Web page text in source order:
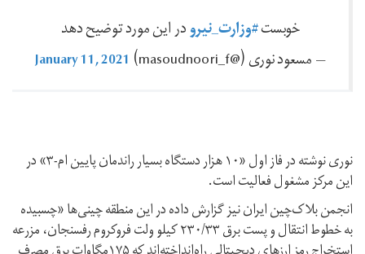
خوبست#وزارت_نیرودر این مورد توضیح دهد
— مسعود نوری (@masoudnoori_f)
January 11, 2021
نوری نوشته در فاز اول «۱۰ هزار دستگاه بسیار راندمان پایین ام-۳» در
این مرکز مشغول فعالیت است.
انجمن بلاک‌چین ایران نیز گزارش داده در این منطقه چینی‌ها «چسبیده
به خطوط انتقال و پست برق ۲۳۰/۳۳ کیلو ولت فروکروم رفسنجان، مزرعه